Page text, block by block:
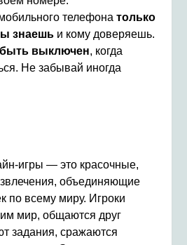
телефона только
знаешь и кому доверяешь.
выключен, когда
Не забывай иногда
игры — это красочные,
объединяющие
по всему миру. Игроки
мир, общаются друг
задания, сражаются